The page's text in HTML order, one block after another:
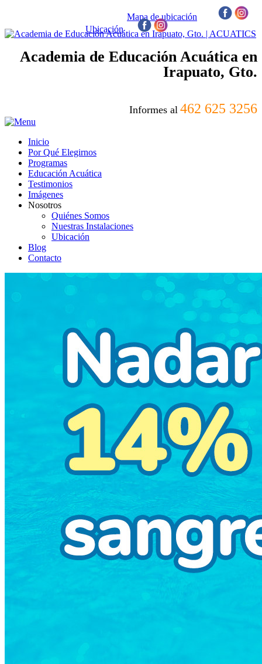
Mapa de ubicación
Ubicación /
Academia de Educación Acuática en
Irapuato, Gto.
Informes al 462 625 3256
Inicio
Por Qué Elegirnos
Programas
Educación Acuática
Testimonios
Imágenes
Nosotros
Quiénes Somos
Nuestras Instalaciones
Ubicación
Blog
Contacto